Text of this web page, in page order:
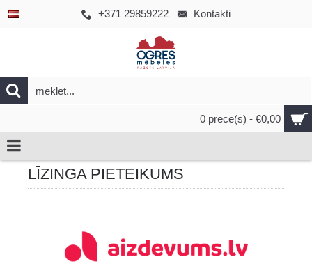
+371 29859222 Kontakti
0 prece(s) - €0,00
LĪZINGA PIETEIKUMS